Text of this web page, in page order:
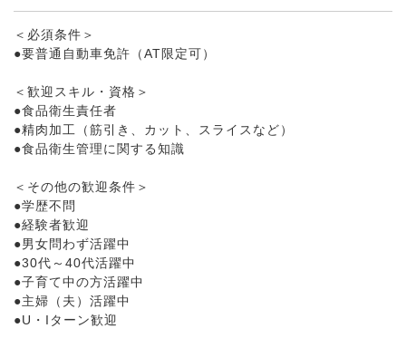
＜必須条件＞
●要普通自動車免許（AT限定可）
＜歓迎スキル・資格＞
●食品衛生責任者
●精肉加工（筋引き、カット、スライスなど）
●食品衛生管理に関する知識
＜その他の歓迎条件＞
●学歴不問
●経験者歓迎
●男女問わず活躍中
●30代～40代活躍中
●子育て中の方活躍中
●主婦（夫）活躍中
●U・Iターン歓迎